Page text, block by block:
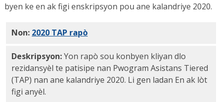
byen ke en ak figi enskripsyon pou ane kalandriye 2020.
Non: 2020 TAP rapòPDF
Deskripsyon:Yon rapò sou konbyen kliyan dlo
rezidansyèl te patisipe nan Pwogram Asistans Tiered
(TAP) nan ane kalandriye 2020. Li gen ladan En ak lòt
figi anyèl.